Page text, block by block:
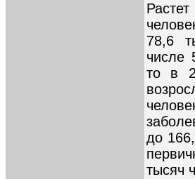
78,6
числе
то в
до
тысяч